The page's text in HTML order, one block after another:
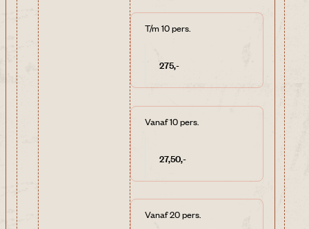
T/m 10 pers.
275,-
Vanaf 10 pers.
27,50,-
Vanaf 20 pers.